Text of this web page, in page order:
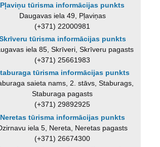
Pļaviņu tūrisma informācijas punkts
Daugavas iela 49, Pļaviņas
(+371) 22000981
tūrisma informācijas punkts
iela 85, Skrīveri, Skrīveru pagasts
(+371) 25661983
tūrisma informācijas punkts
saieta nams, 2. stāvs, Staburags,
Staburaga pagasts
(+371) 29892925
Neretas tūrisma informācijas punkts
iela 5, Nereta, Neretas pagasts
(+371) 26674300